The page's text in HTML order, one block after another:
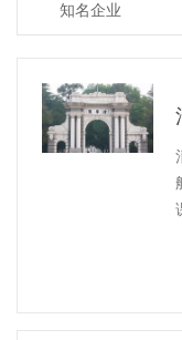
知名企业